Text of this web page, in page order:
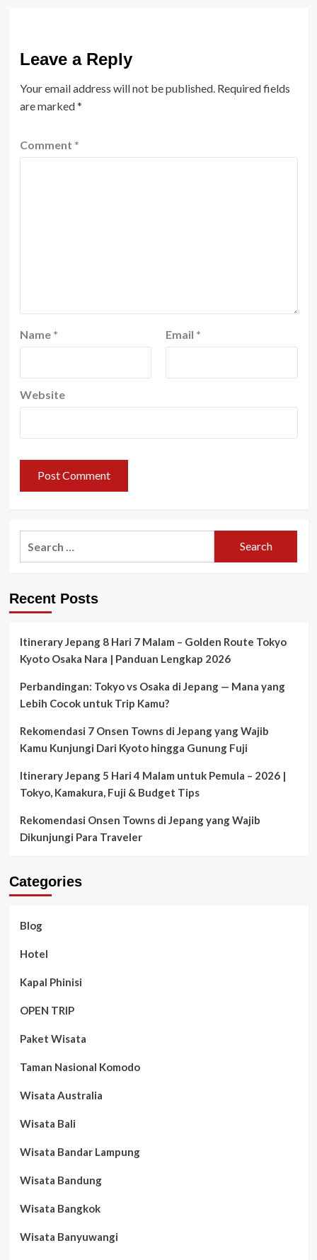
Leave a Reply
Your email address will not be published. Required fields
are marked*
Comment *
Name * Email *
Website
Recent Posts
Itinerary Jepang 8 Hari 7 Malam – Golden Route Tokyo
Kyoto Osaka Nara | Panduan Lengkap 2026
Perbandingan: Tokyo vs Osaka di Jepang — Mana yang
Lebih Cocok untuk Trip Kamu?
Rekomendasi 7 Onsen Towns di Jepang yang Wajib
Kamu Kunjungi Dari Kyoto hingga Gunung Fuji
Itinerary Jepang 5 Hari 4 Malam untuk Pemula – 2026 |
Tokyo, Kamakura, Fuji & Budget Tips
Rekomendasi Onsen Towns di Jepang yang Wajib
Dikunjungi Para Traveler
Categories
Blog
Hotel
Kapal Phinisi
OPEN TRIP
Paket Wisata
Taman Nasional Komodo
Wisata Australia
Wisata Bali
Wisata Bandar Lampung
Wisata Bandung
Wisata Bangkok
Wisata Banyuwangi